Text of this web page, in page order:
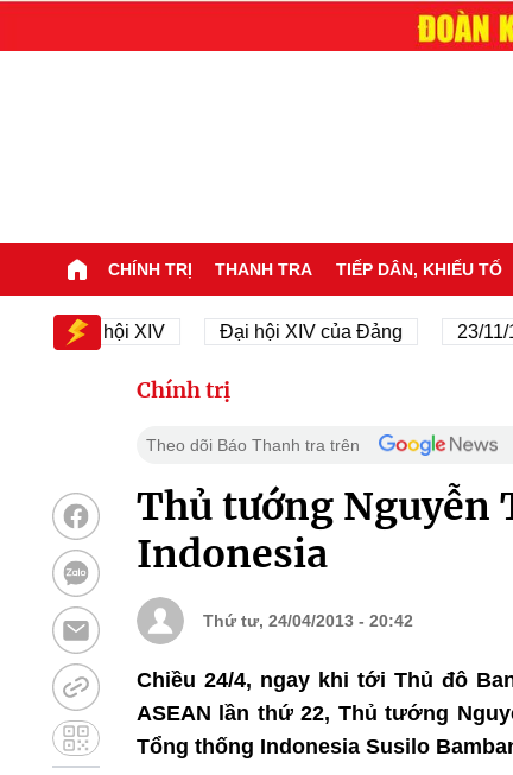
CHÍNH TRỊ THANH TRA TIẾP DÂN, KHIẾU TỐ
Đại hội XIV Đại hội XIV của Đảng 23/11/
Chính trị
Theo dõi Báo Thanh tra trên
Thủ tướng Nguyễn
Indonesia
Thứ tư, 24/04/2013 - 20:42
Chiều 24/4, ngay khi tới Thủ đô
ASEAN lần thứ 22, Thủ tướng
Tổng thống Indonesia Susilo